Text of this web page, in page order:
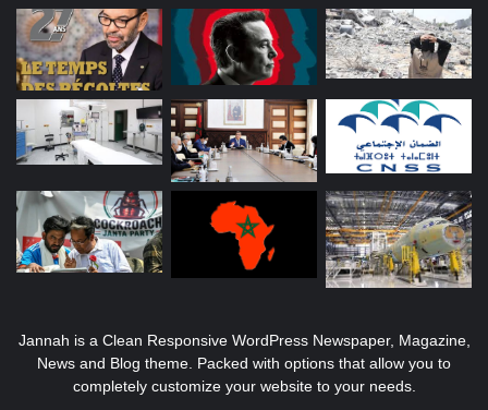
Jannah is a Clean Responsive WordPress Newspaper, Magazine,
News and Blog theme. Packed with options that allow you to
completely customize your website to your needs.